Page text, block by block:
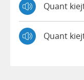
Quant
Quant